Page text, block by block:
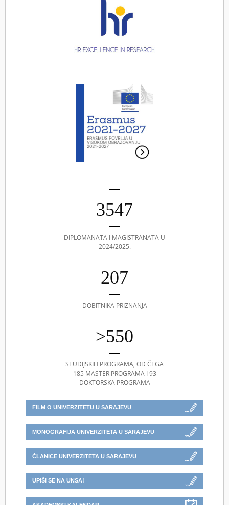
3547
DIPLOMANATA I MAGISTRANATA U
2024/2025.
207
DOBITNIKA PRIZNANJA
>550
STUDIJSKIH PROGRAMA, OD ČEGA
185 MASTER PROGRAMA I 93
DOKTORSKA PROGRAMA
FILM O UNIVERZITETU U SARAJEVU
MONOGRAFIJA UNIVERZITETA U SARAJEVU
ČLANICE UNIVERZITETA U SARAJEVU
UPIŠI SE NA UNSA!